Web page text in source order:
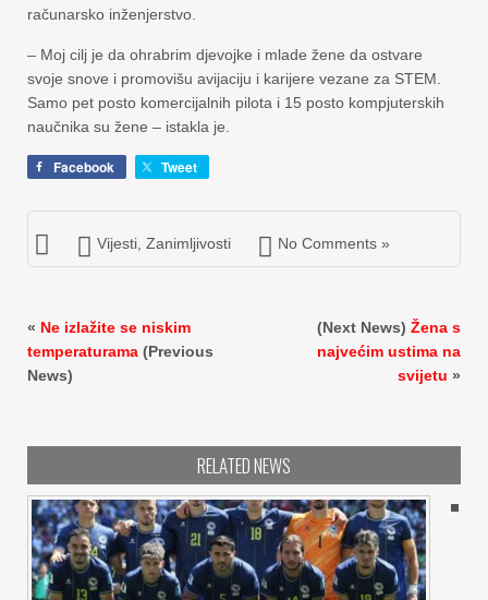
računarsko inženjerstvo.
– Moj cilj je da ohrabrim djevojke i mlade žene da ostvare
svoje snove i promovišu avijaciju i karijere vezane za STEM.
Samo pet posto komercijalnih pilota i 15 posto kompjuterskih
naučnika su žene – istakla je.
Facebook Tweet
Vijesti Zanimljivosti No Comments »
« Ne izlažite se niskim
temperaturama (Previous
News)
(Next News) Žena s
najvećim ustima na
svijetu »
RELATED NEWS